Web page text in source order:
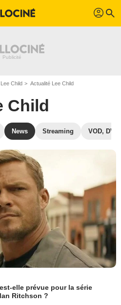
profil search
Lee Child Actualité Lee Child
Child
News Streaming VOD, DVD
elle prévue pour la série
Ritchson ?